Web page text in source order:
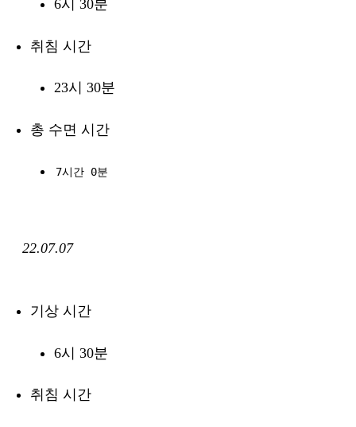
6시 30분
취침 시간
23시 30분
총 수면 시간
7시간 0분
22.07.07
기상 시간
6시 30분
취침 시간